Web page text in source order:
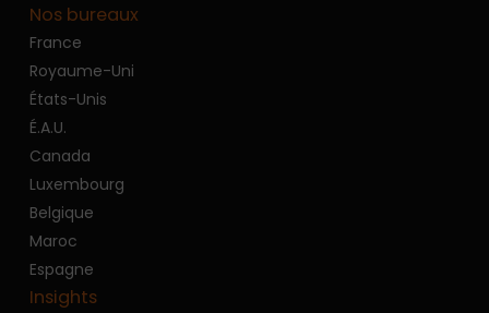
Nos bureaux
France
Royaume-Uni
États-Unis
É.A.U.
Canada
Luxembourg
Belgique
Maroc
Espagne
Insights